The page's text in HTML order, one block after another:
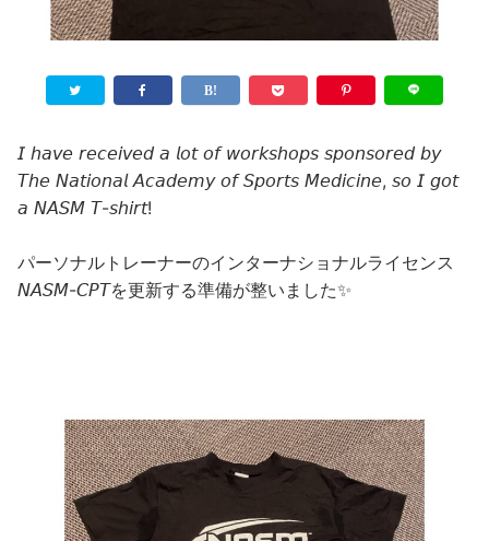
𝘐 𝘩𝘢𝘷𝘦 𝘳𝘦𝘤𝘦𝘪𝘷𝘦𝘥 𝘢 𝘭𝘰𝘵 𝘰𝘧 𝘸𝘰𝘳𝘬𝘴𝘩𝘰𝘱𝘴 𝘴𝘱𝘰𝘯𝘴𝘰𝘳𝘦𝘥 𝘣𝘺
𝘛𝘩𝘦 𝘕𝘢𝘵𝘪𝘰𝘯𝘢𝘭 𝘈𝘤𝘢𝘥𝘦𝘮𝘺 𝘰𝘧 𝘚𝘱𝘰𝘳𝘵𝘴 𝘔𝘦𝘥𝘪𝘤𝘪𝘯𝘦, 𝘴𝘰 𝘐 𝘨𝘰𝘵
𝘢 𝘕𝘈𝘚𝘔 𝘛-𝘴𝘩𝘪𝘳𝘵!
パーソナルトレーナーのインターナショナルライセンス
𝘕𝘈𝘚𝘔-𝘊𝘗𝘛を更新する準備が整いました✨